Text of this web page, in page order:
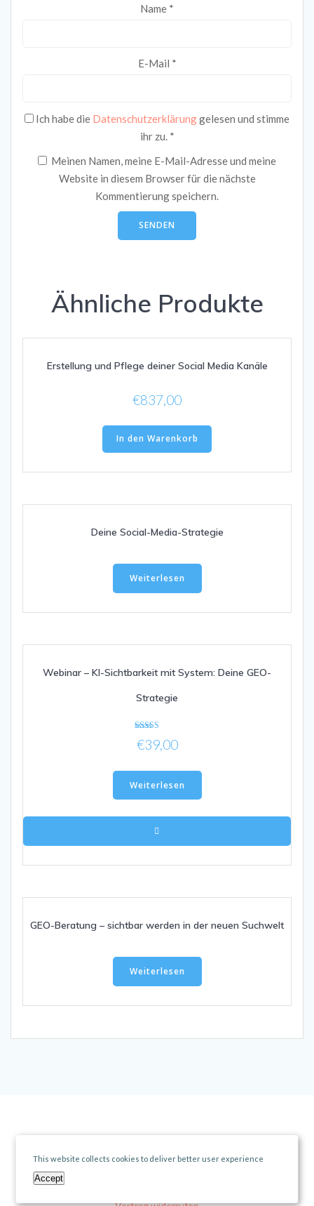
Name *
E-Mail *
Ich habe die Datenschutzerklärunggelesen und stimme
ihr zu. *
Meinen Namen, meine E-Mail-Adresse und meine
Website in diesem Browser für die nächste
Kommentierung speichern.
Ähnliche Produkte
Erstellung und Pflege deiner Social Media Kanäle
€837,00
In den Warenkorb
Deine Social-Media-Strategie
Weiterlesen
Webinar – KI-Sichtbarkeit mit System: Deine GEO-
Strategie
Bewertet mit
5.00
von 5
€39,00
Weiterlesen
GEO-Beratung – sichtbar werden in der neuen Suchwelt
Weiterlesen
© 2026 AER Shop. Created for free using WordPress and
This website collects cookies to deliver better user experience
Accept